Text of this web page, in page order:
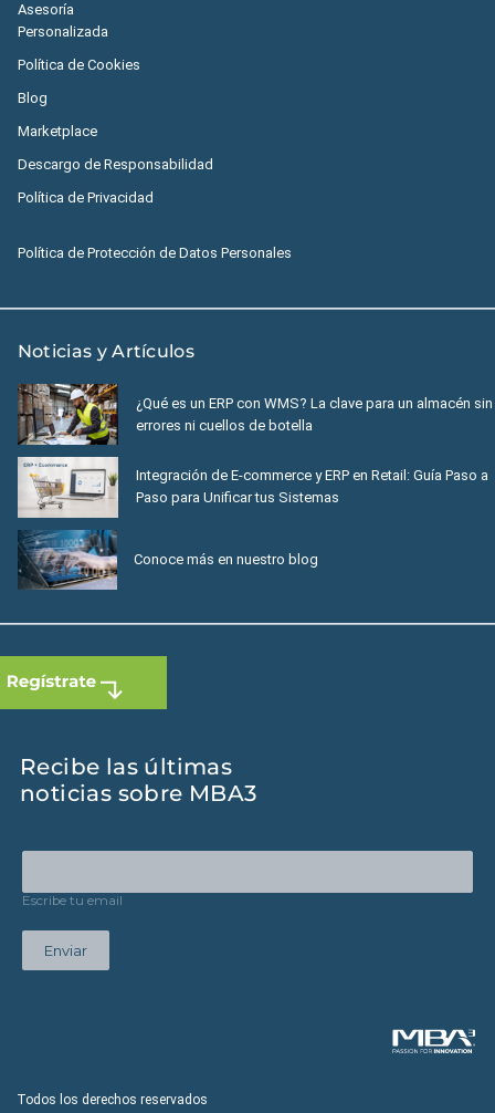
Asesoría
Personalizada
Política de Cookies
Blog
Marketplace
Descargo de Responsabilidad
Política de Privacidad
Política de Protección de Datos Personales
Noticias y Artículos
¿Qué es un ERP con WMS? La clave para un almacén sin
errores ni cuellos de botella
Integración de E-commerce y ERP en Retail: Guía Paso a
Paso para Unificar tus Sistemas
Conoce más en nuestro blog
Recibe las últimas
noticias sobre MBA3
Escribe tu email
Enviar
Todos los derechos reservados